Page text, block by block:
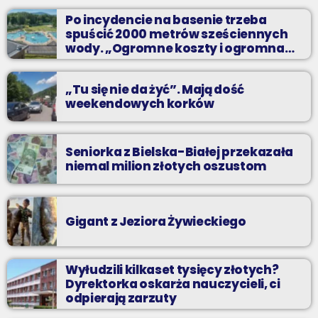
perełki.
Po incydencie na basenie trzeba
spuścić 2000 metrów sześciennych
wody. „Ogromne koszty i ogromna
praca”
„Tu się nie da żyć”. Mają dość
weekendowych korków
Seniorka z Bielska-Białej przekazała
niemal milion złotych oszustom
Gigant z Jeziora Żywieckiego
Wyłudzili kilkaset tysięcy złotych?
Dyrektorka oskarża nauczycieli, ci
odpierają zarzuty